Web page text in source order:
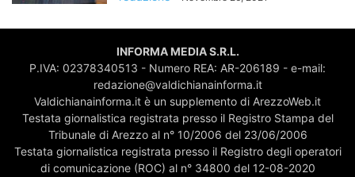
INFORMA MEDIA S.R.L.
P.IVA: 02378340513 - Numero REA: AR-206189 - e-mail:
redazione@valdichianainforma.it
Valdichianainforma.it è un supplemento di ArezzoWeb.it
Testata giornalistica registrata presso il Registro Stampa del
Tribunale di Arezzo al n° 10/2006 del 23/06/2006
Testata giornalistica registrata presso il Registro degli operatori
di comunicazione (ROC) al n° 34800 del 12-08-2020